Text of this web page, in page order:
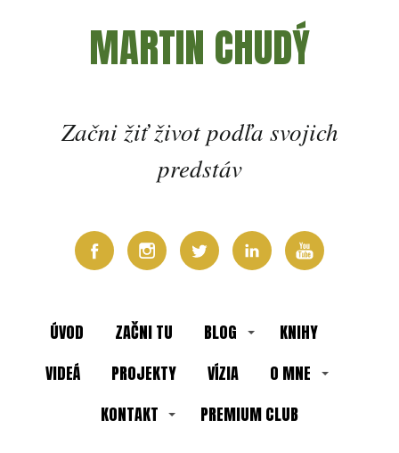
MARTIN CHUDÝ
Začni žiť život podľa svojich
predstáv
ÚVOD ZAČNI TU BLOG
KNIHY
VIDEÁ
PROJEKTY VÍZIA
O MNE
KONTAKT
PREMIUM CLUB